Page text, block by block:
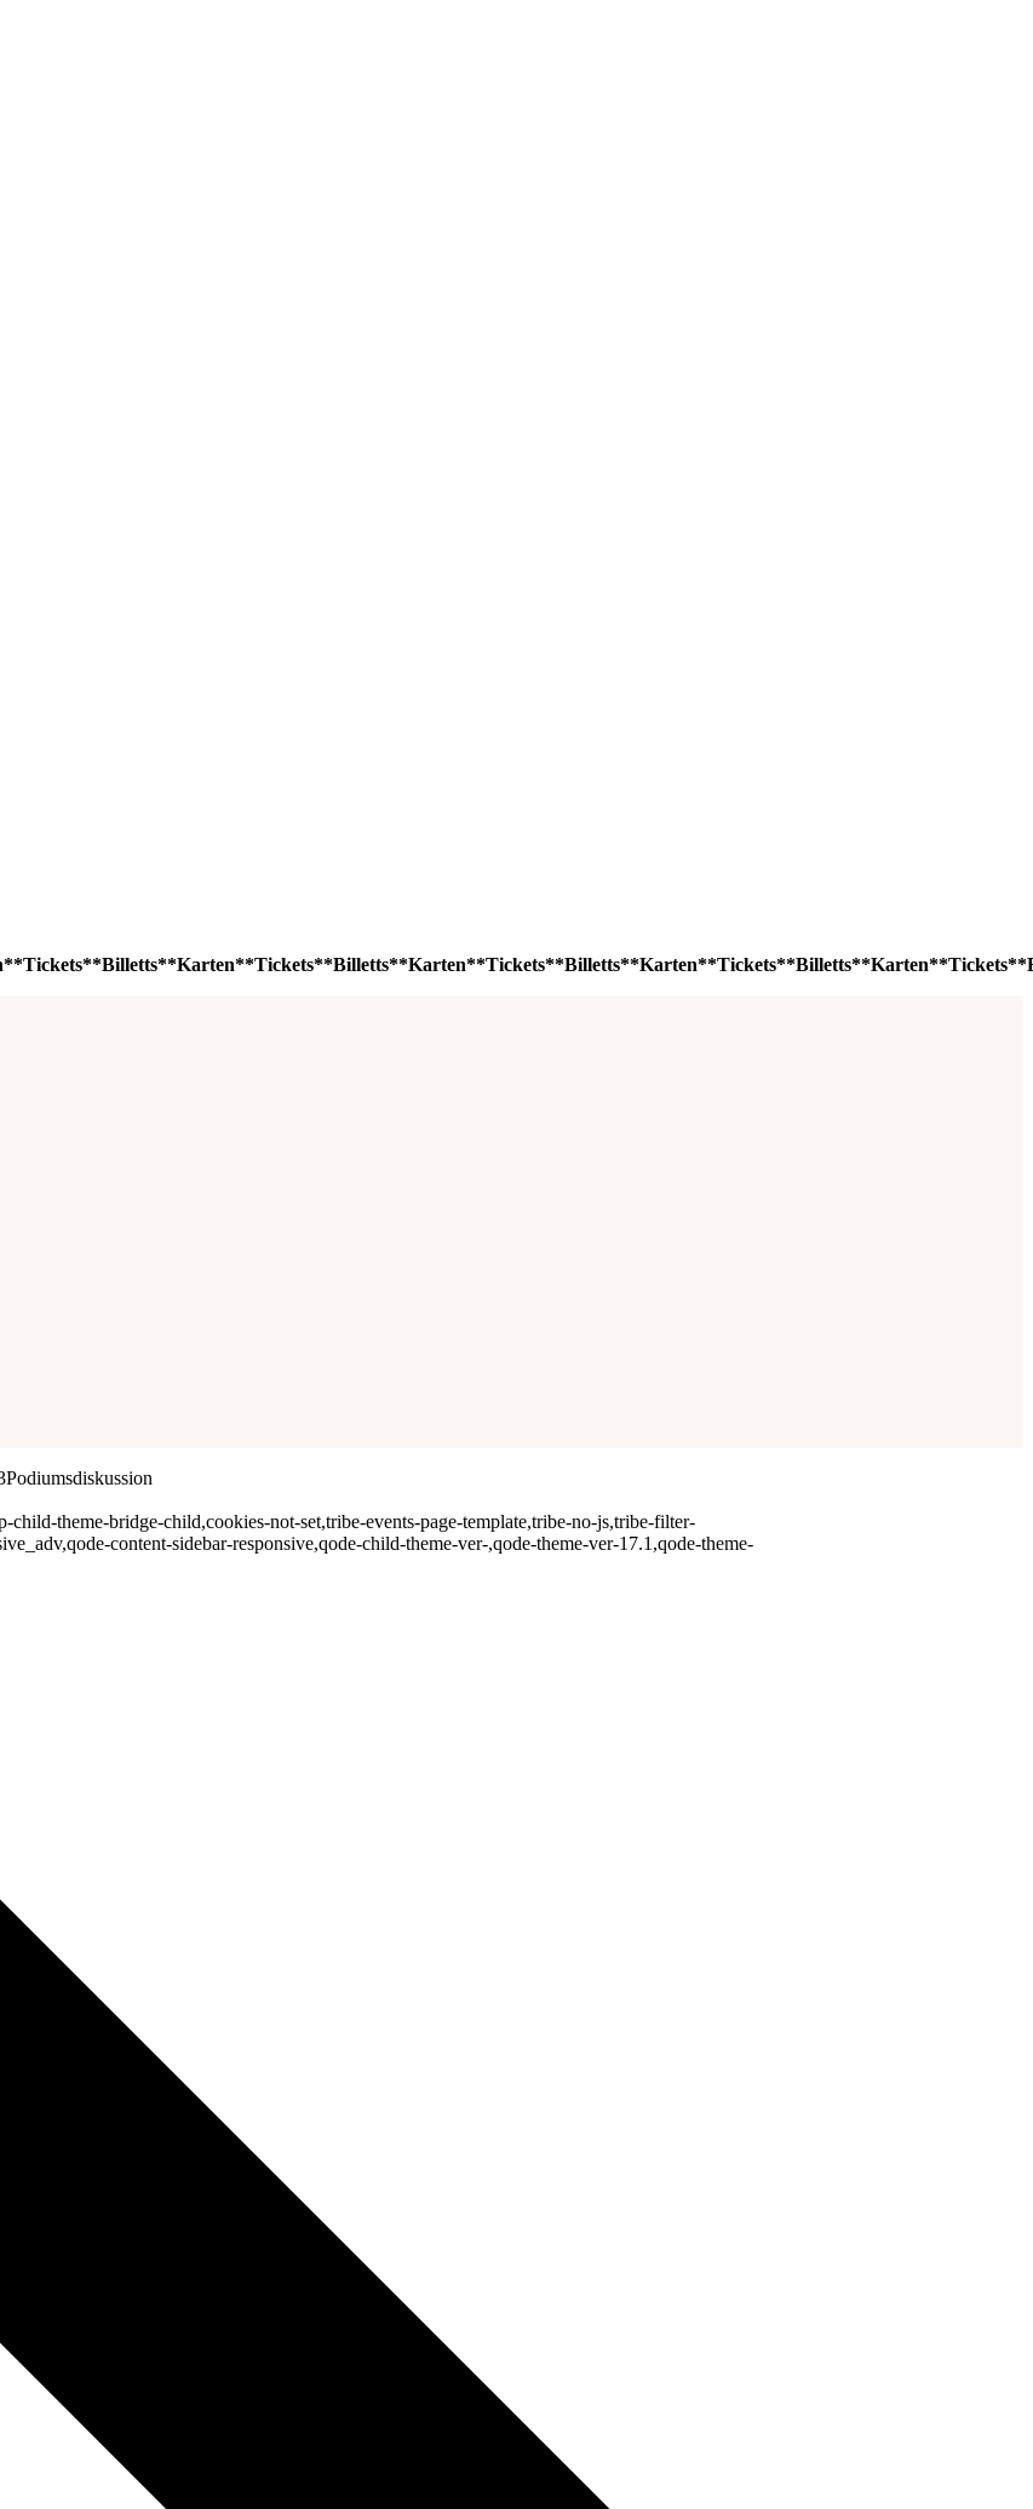
theme-bridge-child,cookies-not-set,tribe-events-page-template,tribe-no-js,tribe-filter-
content-sidebar-responsive,qode-child-theme-ver-,qode-theme-ver-17.1,qode-theme-